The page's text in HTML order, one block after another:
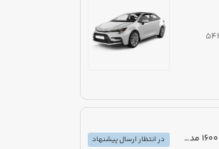
مزایده دولتی خودرو وانت پیکان 1600 مدل 1386 رنگ سفید روغنی
در انتظار ارسال پیشنهاد